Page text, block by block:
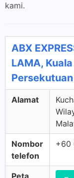
kami.
ABX
LAMA,
Alamat
Nombor
telefon
+60
Peta